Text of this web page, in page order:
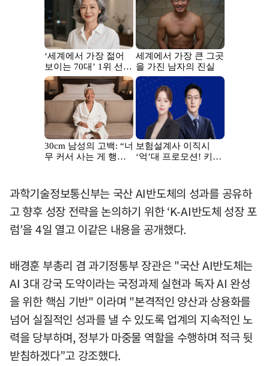
과학기술정보통신부는 국산 AI반도체의 성과를 공유하
고 향후 성장 전략을 논의하기 위한 ‘K-AI반도체 성장 포
럼’을 4일 열고 이같은 내용을 공개했다.
배경훈 부총리 겸 과기정통부 장관은 "국산 AI반도체는
AI 3대 강국 도약이라는 국정과제 실현과 독자 AI 완성
을 위한 핵심 기반" 이라며 "본격적인 양산과 상용화를
넘어 실질적인 성과를 낼 수 있도록 업계의 지속적인 노
력을 당부하며, 정부가 마중물 역할을 수행하며 적극 뒷
받침하겠다”고 강조했다.